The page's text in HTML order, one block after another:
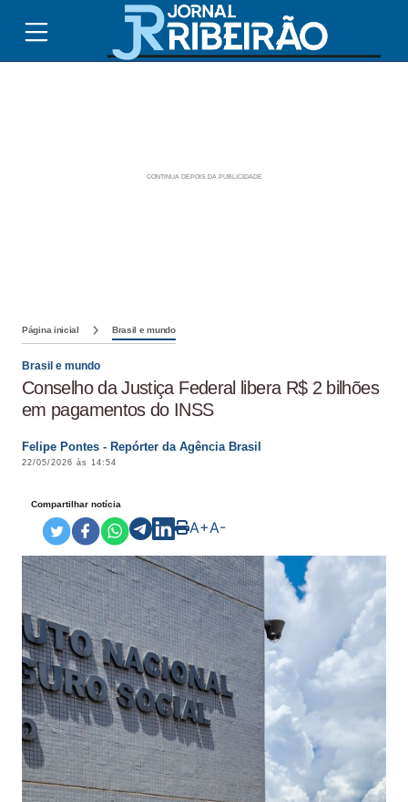
Página inicial Brasil e mundo
Brasil e mundo
Conselho da Justiça Federal libera R$ 2 bilhões
em pagamentos do INSS
Felipe Pontes - Repórter da Agência Brasil
22/05/2026 às 14:54
Compartilhar notícia
A+A-